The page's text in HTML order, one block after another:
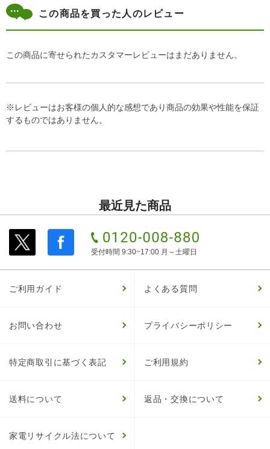
この商品を買った人のレビュー
この商品に寄せられたカスタマーレビューはまだありません。
※レビューはお客様の個人的な感想であり商品の効果や性能を保証
するものではありません。
最近見た商品
受付時間 9:30~17:00 月～土曜日
ご利用ガイド よくある質問
お問い合わせ プライバシーポリシー
特定商取引に基づく表記 ご利用規約
送料について 返品・交換について
家電リサイクル法について